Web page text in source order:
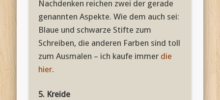
Nachdenken reichen zwei der gerade
genannten Aspekte. Wie dem auch sei:
Blaue und schwarze Stifte zum
Schreiben, die anderen Farben sind toll
zum Ausmalen – ich kaufe immer die
hier.
5. Kreide